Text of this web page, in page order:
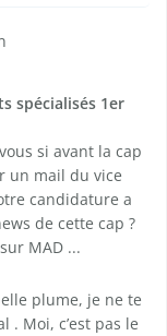
spécialisés 1er
si avant la cap
un mail du vice
candidature a
de cette cap ?
MAD ...
plume, je ne te
. Moi, c’est pas le